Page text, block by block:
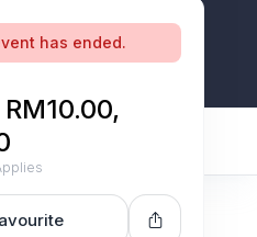
has ended.